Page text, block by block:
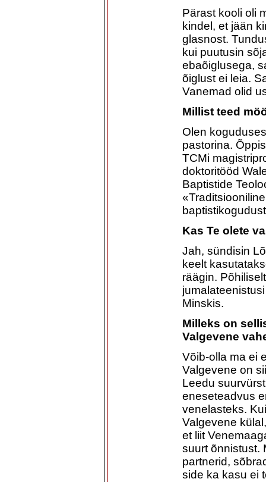
Pärast kooli oli
kindel, et jään
glasnost.
kui puutusin
ebaõiglusega,
õiglust ei leia.
Vanemad olid
Millist teed
Olen
pastorina.
TCMi
doktoritööd
Baptistide
Kas Te olete
Jah, sündisin
keelt
räägin.
Minskis.
Milleks on
Valgevene
Võib-olla ma ei
Valgevene on
Leedu
eneseteadvus
venelasteks.
Valgevene
et liit
suurt õnnistust.
partnerid,
side ka kasu ei